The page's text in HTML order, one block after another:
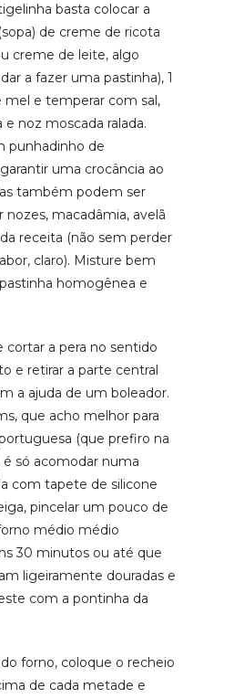
basta colocar a
de creme de ricota
creme de leite, algo
a fazer uma pastinha), 1
mel e temperar com sal,
noz moscada ralada.
punhadinho de
uma crocância ao
também podem ser
nozes, macadâmia, avelã
receita (não sem perder
claro). Misture bem
homogênea e
cortar a pera no sentido
e retirar a parte central
a ajuda de um boleador.
que acho melhor para
(que prefiro na
é só acomodar numa
com tapete de silicone
pincelar um pouco de
médio médio
30 minutos ou até que
ligeiramente douradas e
com a pontinha da
forno, coloque o recheio
de cada metade e